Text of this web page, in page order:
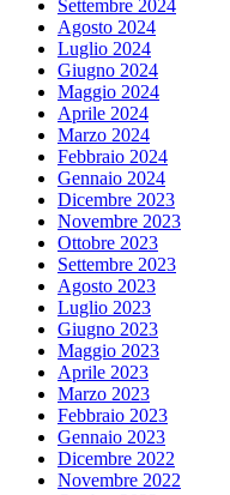
Settembre 2024
Agosto 2024
Luglio 2024
Giugno 2024
Maggio 2024
Aprile 2024
Marzo 2024
Febbraio 2024
Gennaio 2024
Dicembre 2023
Novembre 2023
Ottobre 2023
Settembre 2023
Agosto 2023
Luglio 2023
Giugno 2023
Maggio 2023
Aprile 2023
Marzo 2023
Febbraio 2023
Gennaio 2023
Dicembre 2022
Novembre 2022